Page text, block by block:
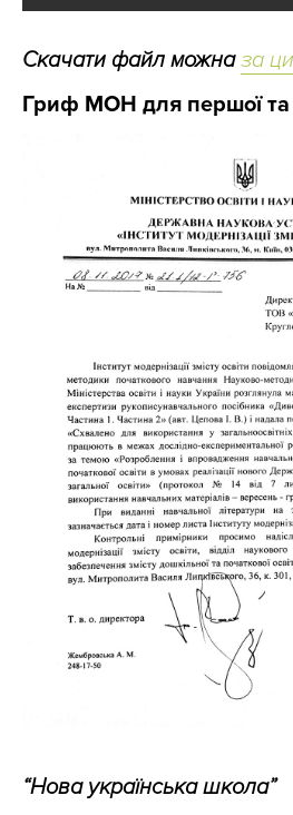
Скачати файл можназа
Гриф МОН для першої та
“Нова українська школа”